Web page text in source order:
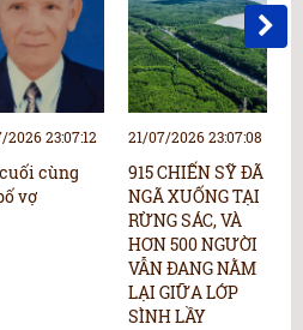
2026 23:07:12
cùng
vợ
21/07/2026 23:07:08
915 CHIẾN SỸ ĐÃ
NGÃ XUỐNG TẠI
RỪNG SÁC, VÀ
HƠN 500 NGƯỜI
VẪN ĐANG NẰM
LẠI GIỮA LỚP
SÌNH LẦY